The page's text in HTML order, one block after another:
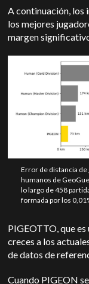
A continuación, los
los mejores
margen
Error de distancia de
humanos de
lo largo de 458
formada por los
PIGEOTTO, que
creces a los
de datos de
Cuando PIGEON